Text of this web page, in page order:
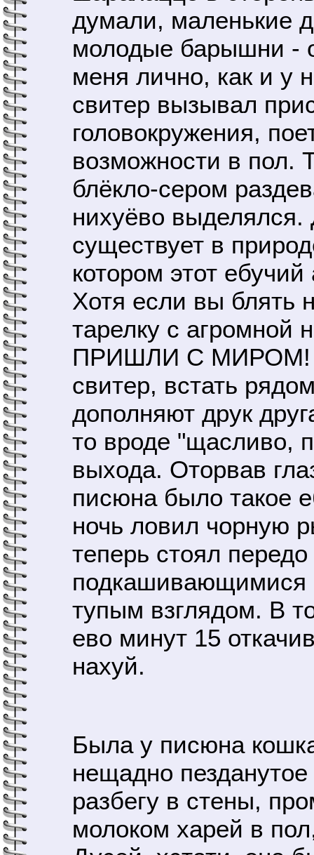
думали, маленькие
молодые барышни -
меня лично, как и у
свитер вызывал
головокружения,
возможности в пол.
блёкло-сером
нихуёво
существует в
котором этот
Хотя если вы блять
тарелку с
ПРИШЛИ С МИРОМ! -
свитер, встать
дополняют друк
то вроде "щасливо,
выхода. Оторвав
писюна было такое
ночь ловил чорную
теперь стоял
подкашивающимися
тупым взглядом. В
ево минут 15
нахуй.
Была у писюна
нещадно
разбегу в стены,
молоком харей в